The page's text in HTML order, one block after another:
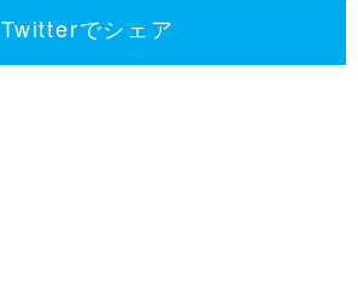
Twitterでシェア